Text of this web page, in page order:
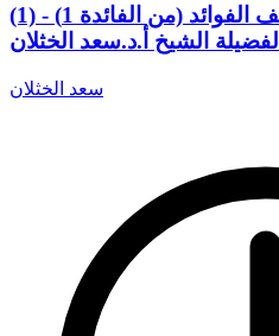
(1) التعليق على كتاب لطائف الفوائد (من الفائدة 1) -
لفضيلة الشيخ أ.د.سعد الخثلان
سعد الخثلان